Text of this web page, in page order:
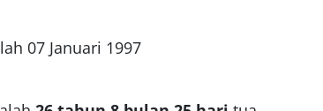
07 Januari 1997